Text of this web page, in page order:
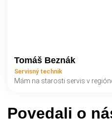
Tomáš Beznák
Servisný technik
Mám na starosti servis v
Povedali o